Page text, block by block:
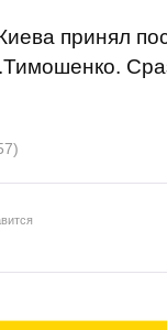
принял